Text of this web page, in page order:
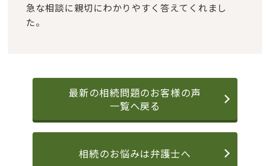
急な相談に親切にわかりやすく答えてくれまし
た。
最新の相続問題のお客様の声
一覧へ戻る
相続のお悩みは弁護士へ